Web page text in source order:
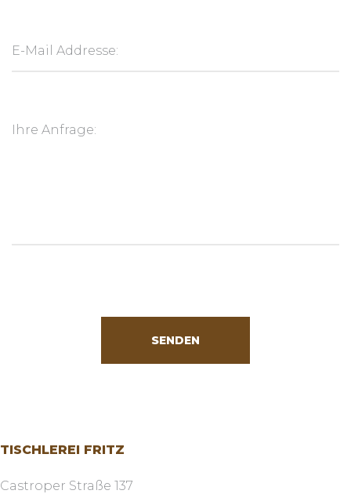
SENDEN
TISCHLEREI FRITZ
Castroper Straße 137